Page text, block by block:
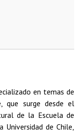
en temas de
que surge desde el
de la Escuela de
de Chile,